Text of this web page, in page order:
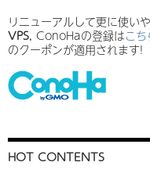
リニューアルして更に使い
VPS, ConoHaの登録はこち
のクーポンが適用されます!
HOT CONTENTS